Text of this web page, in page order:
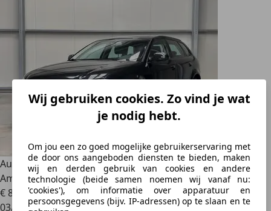
Wij gebruiken cookies. Zo vind je wat
je nodig hebt.
Om jou een zo goed mogelijke gebruikerservaring met
de door ons aangeboden diensten te bieden, maken
wij en derden gebruik van cookies en andere
technologie (beide samen noemen wij vanaf nu:
'cookies'), om informatie over apparatuur en
persoonsgegevens (bijv. IP-adressen) op te slaan en te
Audi A3*GARANTIE 12 MOIS* A3 Sportback 2.0 TDi
Ambiente Start/Stop DPF
€ 8.900
03/2012